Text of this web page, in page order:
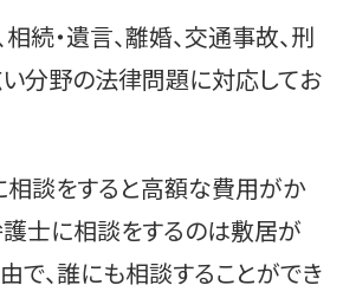
続・遺言、離婚、交通事故、刑
分野の法律問題に対応してお
相談をすると高額な費用がか
護士に相談をするのは敷居が
で、誰にも相談することができ